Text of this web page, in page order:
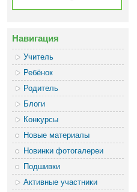
Навигация
Учитель
Ребёнок
Родитель
Блоги
Конкурсы
Новые материалы
Новинки фотогалереи
Подшивки
Активные участники